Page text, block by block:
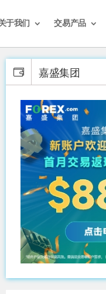
于我们 交易产品
嘉盛集团